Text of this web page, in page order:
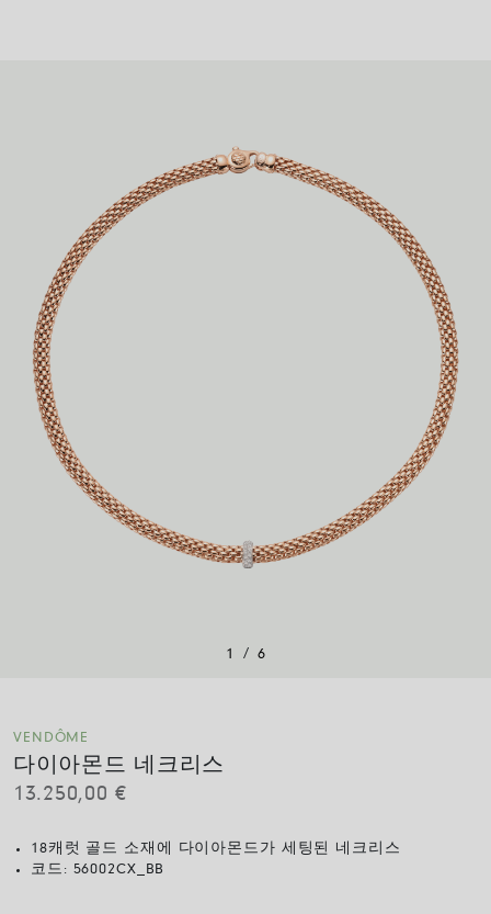
1 / 6
VENDÔME
다이아몬드 네크리스
13.250,00 €
18캐럿 골드 소재에 다이아몬드가 세팅된 네크리스
코드: 56002CX_BB